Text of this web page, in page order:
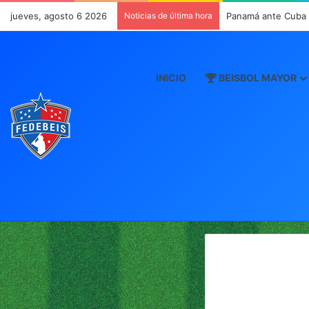
jueves, agosto 6 2026 Noticias de última hora Panamá ante
INICIO BEISBOL MAYOR